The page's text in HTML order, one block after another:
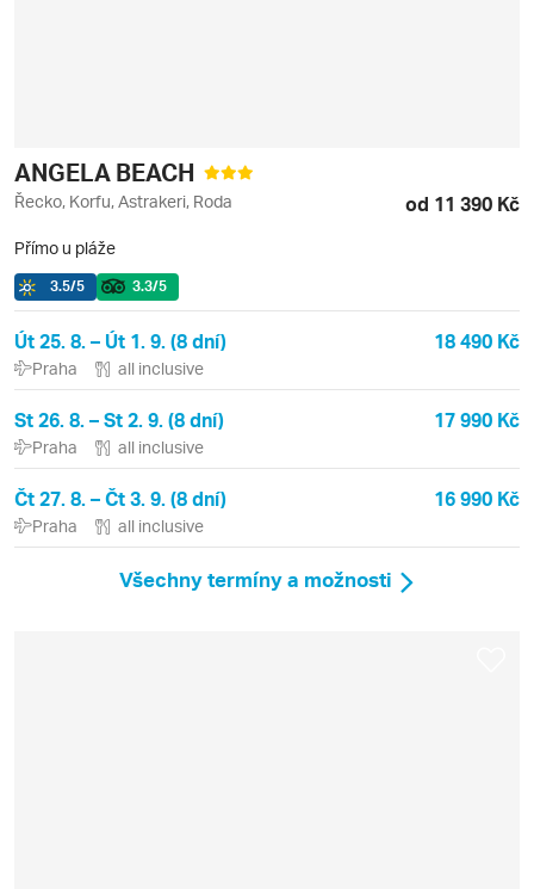
ANGELA BEACH
Řecko, Korfu, Astrakeri, Roda od 11 390 Kč
Přímo u pláže
3.5/5 3.3/5
Út 25. 8. – Út 1. 9. (8 dní) 18 490 Kč
Praha all inclusive
St 26. 8. – St 2. 9. (8 dní) 17 990 Kč
Praha all inclusive
Čt 27. 8. – Čt 3. 9. (8 dní) 16 990 Kč
Praha all inclusive
Všechny termíny a možnosti